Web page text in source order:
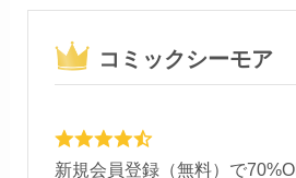
コミックシーモア